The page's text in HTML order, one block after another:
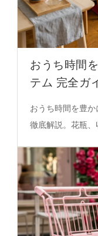
おうち時間
テム 完全ガ
おうち時間を豊
徹底解説。花瓶
和を実現する必